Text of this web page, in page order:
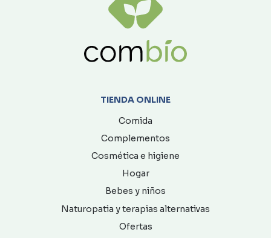
TIENDA ONLINE
Comida
Complementos
Cosmética e higiene
Hogar
Bebes y niños
Naturopatia y terapias alternativas
Ofertas